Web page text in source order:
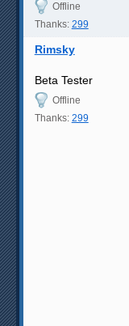
Offline
Thanks: 299
Rimsky
Beta Tester
Offline
Thanks: 299